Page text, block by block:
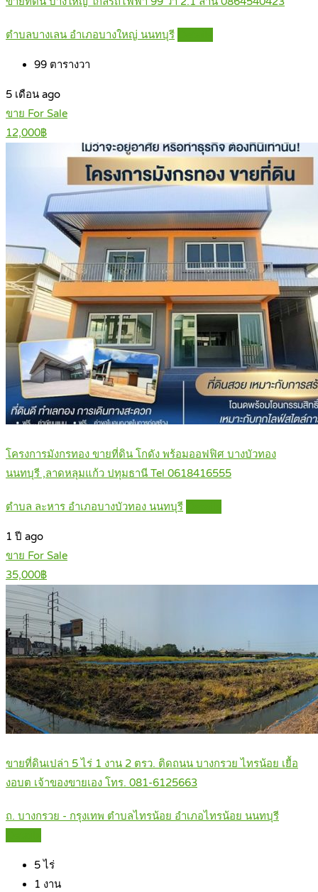
ตำบลบางเลน อำเภอบางใหญ่ นนทบุรี
99 ตารางวา
5 เดือน ago
ขาย For Sale
12,000฿
โครงการมังกรทอง ขายที่ดิน โกดัง พร้อมออฟฟิศ บางบัวทอง
นนทบุรี ,ลาดหลุมแก้ว ปทุมธานี Tel 0618416555
ตำบล ละหาร อำเภอบางบัวทอง นนทบุรี
1 ปี ago
ขาย For Sale
35,000฿
ขายที่ดินเปล่า 5 ไร่ 1 งาน 2 ตรว. ติดถนน บางกรวย ไทรน้อย เยื้อ
งอบต เจ้าของขายเอง โทร. 081-6125663
ถ. บางกรวย - กรุงเทพ ตำบลไทรน้อย อำเภอไทรน้อย นนทบุรี
5ไร่
1 งาน